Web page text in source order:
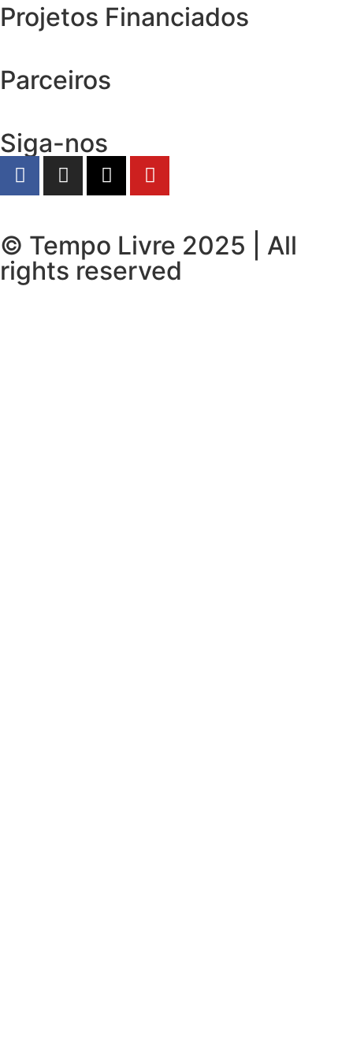
Projetos Financiados
Parceiros
Siga-nos
© Tempo Livre 2025 | All
rights reserved